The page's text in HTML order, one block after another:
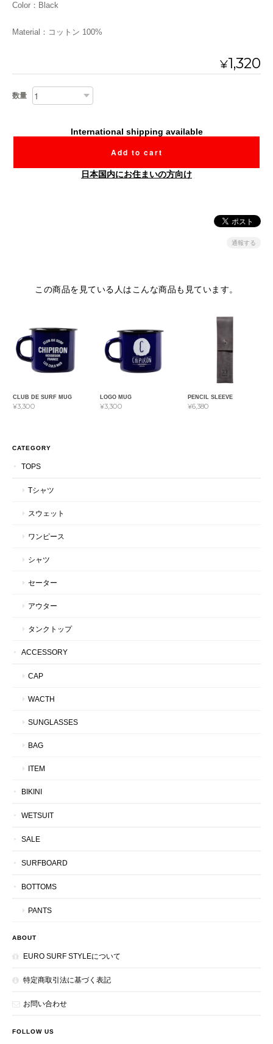
Color：Black
Material：コットン 100%
¥1,320
数量
International shipping available
Add to cart
日本国内にお住まいの方向け
通報する
この商品を見ている人はこんな商品も見ています。
CLUB DE SURF MUG
¥3,300
LOGO MUG
¥3,300
PENCIL SLEEVE
¥6,380
CATEGORY
TOPS
Tシャツ
スウェット
ワンピース
シャツ
セーター
アウター
タンクトップ
ACCESSORY
CAP
WACTH
SUNGLASSES
BAG
ITEM
BIKINI
WETSUIT
SALE
SURFBOARD
BOTTOMS
PANTS
ABOUT
EURO SURF STYLEについて
特定商取引法に基づく表記
お問い合わせ
FOLLOW US